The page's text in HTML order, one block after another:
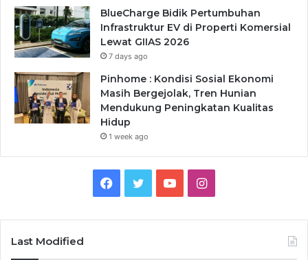
BlueCharge Bidik Pertumbuhan
Infrastruktur EV di Properti Komersial
Lewat GIIAS 2026
7 days ago
Pinhome : Kondisi Sosial Ekonomi
Masih Bergejolak, Tren Hunian
Mendukung Peningkatan Kualitas
Hidup
1 week ago
Facebook
TwitterYouTubeInstagram
Last Modified